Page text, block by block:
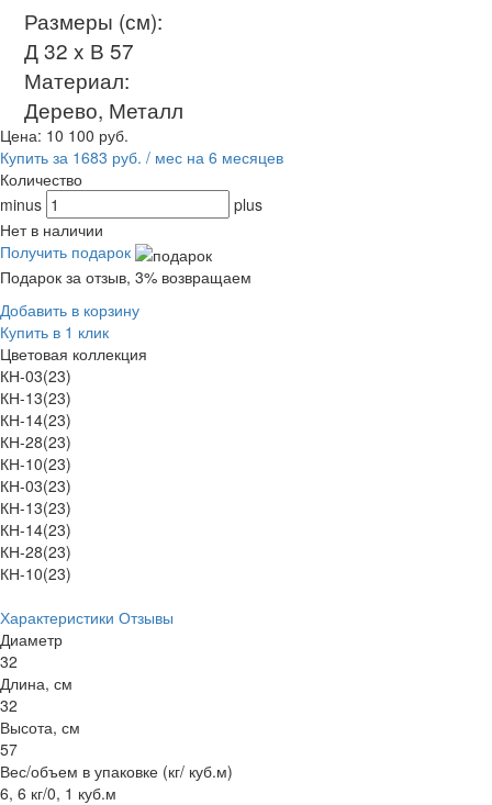
Размеры (см):
Д 32 x В 57
Материал:
Дерево, Металл
Цена: 10 100 руб.
Купить за 1683 руб. / мес на 6 месяцев
Количество
minus
plus
Нет в наличии
Получить подарок
Подарок за отзыв, 3% возвращаем
Добавить в корзину
Купить в 1 клик
Цветовая коллекция
КН-03(23)
КН-13(23)
КН-14(23)
КН-28(23)
КН-10(23)
КН-03(23)
КН-13(23)
КН-14(23)
КН-28(23)
КН-10(23)
Характеристики Отзывы
Диаметр
32
Длина, см
32
Высота, см
57
Вес/объем в упаковке (кг/ куб.м)
6, 6 кг/0, 1 куб.м